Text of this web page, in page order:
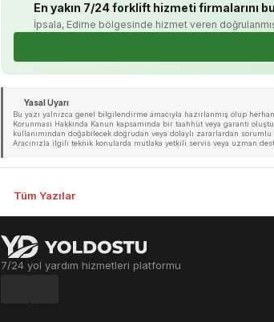
En yakın 7/24 forklift hizmeti firmalarını
İpsala, Edirne bölgesinde hizmet veren
Yasal Uyarı
Bu yazı yalnızca genel bilgilendirme amacıyla hazırlanmış olup
Korunması Hakkında Kanun kapsamında bir taahhüt veya garanti
kullanımından doğabilecek doğrudan veya dolaylı zararlardan
Aracınızla ilgili teknik konularda mutlaka yetkili servis veya uzman
Tüm Yazılar
7/24 yol yardım hizmetleri platformu